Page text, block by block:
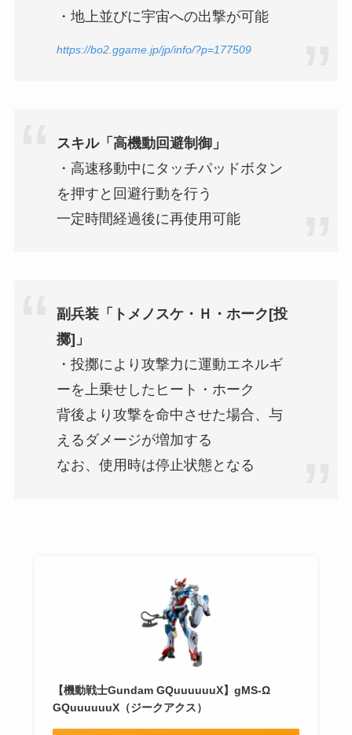
・地上並びに宇宙への出撃が可能
https://bo2.ggame.jp/jp/info/?p=177509
スキル「高機動回避制御」
・高速移動中にタッチパッドボタン
を押すと回避行動を行う
一定時間経過後に再使用可能
副兵装「トメノスケ・Ｈ・ホーク[投
擲]」
・投擲により攻撃力に運動エネルギ
ーを上乗せしたヒート・ホーク
背後より攻撃を命中させた場合、与
えるダメージが増加する
なお、使用時は停止状態となる
【機動戦士Gundam GQuuuuuuX】gMS-Ω
GQuuuuuuX（ジークアクス）